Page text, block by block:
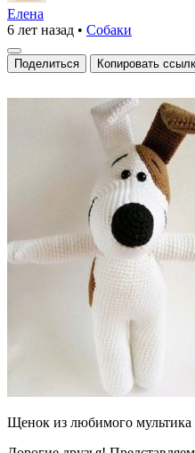
Пёсик
из
вязаного
Елена
6 лет назад • Собаки
Поделиться Копировать
Щенок из любимого мультика